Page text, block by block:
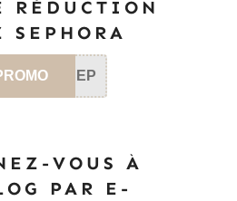
RÉDUCTION
SEPHORA
SEP
VOUS À
PAR E-